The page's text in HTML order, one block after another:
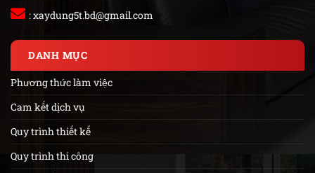
:xaydung5t.bd@gmail.com
DANH MỤC
Phương thức làm việc
Cam kết dịch vụ
Quy trình thiết kế
Quy trình thi công